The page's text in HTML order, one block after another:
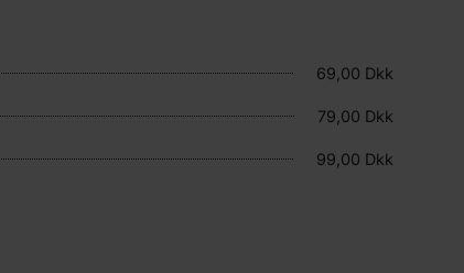
69,00 Dkk
79,00 Dkk
99,00 Dkk